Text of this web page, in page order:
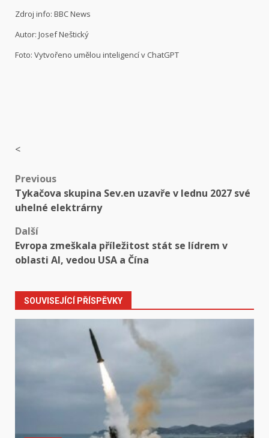
Zdroj info: BBC News
Autor: Josef Neštický
Foto: Vytvořeno umělou inteligencí v ChatGPT
<
Post
navigation
Previous
Tykačova skupina Sev.en uzavře v lednu 2027 své
uhelné elektrárny
Další
Evropa zmeškala příležitost stát se lídrem v
oblasti AI, vedou USA a Čína
SOUVISEJÍCÍ PŘÍSPĚVKY